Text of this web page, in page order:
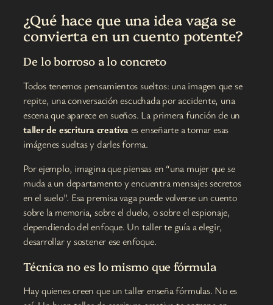
¿Qué hace que una idea vaga se
convierta en un cuento potente?
De lo borroso a lo concreto
Todos tenemos pensamientos sueltos: una imagen que se
repite, una conversación escuchada por accidente, una
escena que aparece en sueños. La primera función de un
taller de escritura creativaes enseñarte a tomar esas
imágenes sueltas y darles forma.
Por ejemplo, imagina que piensas en “una mujer que se
muda a un departamento y encuentra mensajes secretos
en el suelo”. Esa premisa vaga puede volverse un cuento
sobre la memoria, sobre el duelo, o sobre el espionaje,
dependiendo del enfoque. Un taller te guía a elegir,
desarrollar y sostener ese enfoque.
Técnica no es lo mismo que fórmula
Hay quienes creen que un taller enseña fórmulas. No es